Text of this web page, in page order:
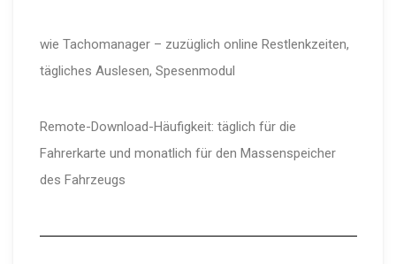
wie Tachomanager – zuzüglich online Restlenkzeiten,
tägliches Auslesen, Spesenmodul
Remote-Download-Häufigkeit: täglich für die
Fahrerkarte und monatlich für den Massenspeicher
des Fahrzeugs